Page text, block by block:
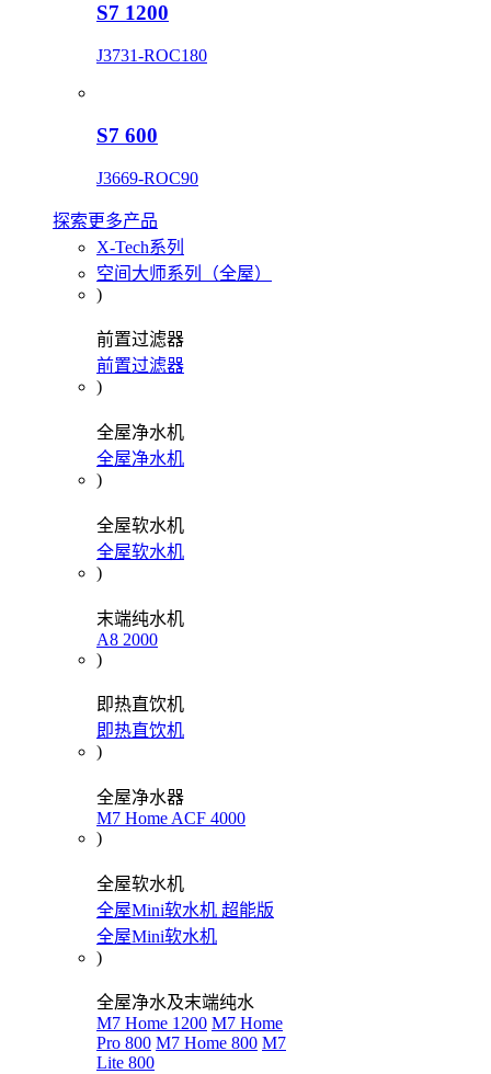
S7 1200
J3731-ROC180
S7 600
J3669-ROC90
探索更多产品
X-Tech系列
空间大师系列（全屋）
)
前置过滤器
前置过滤器
)
全屋净水机
全屋净水机
)
全屋软水机
全屋软水机
)
末端纯水机
A8 2000
)
即热直饮机
即热直饮机
)
全屋净水器
M7 Home ACF 4000
)
全屋软水机
全屋Mini软水机 超能版
全屋Mini软水机
)
全屋净水及末端纯水
M7 Home 1200 M7 Home
Pro 800 M7 Home 800 M7
Lite 800